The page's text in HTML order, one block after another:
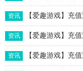
资讯 【爱趣游戏】充
资讯 【爱趣游戏】充
资讯 【爱趣游戏】充